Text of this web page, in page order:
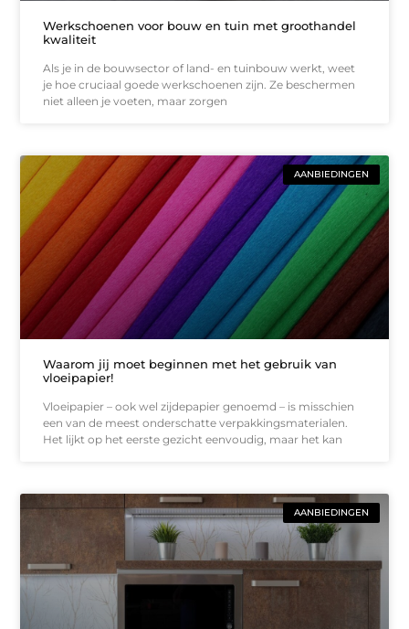
Werkschoenen voor bouw en tuin met groothandel
kwaliteit
Als je in de bouwsector of land- en tuinbouw werkt, weet
je hoe cruciaal goede werkschoenen zijn. Ze beschermen
niet alleen je voeten, maar zorgen
AANBIEDINGEN
Waarom jij moet beginnen met het gebruik van
vloeipapier!
Vloeipapier – ook wel zijdepapier genoemd – is misschien
een van de meest onderschatte verpakkingsmaterialen.
Het lijkt op het eerste gezicht eenvoudig, maar het kan
AANBIEDINGEN